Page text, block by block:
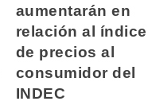
aumentarán en
relación al índice
de precios al
consumidor del
INDEC